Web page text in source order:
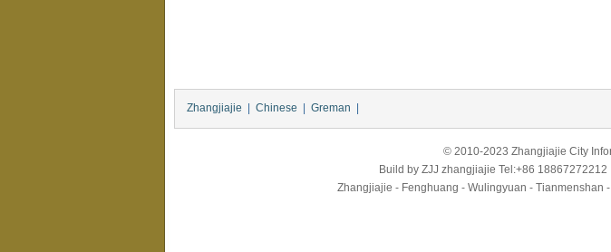
Zhangjiajie Chinese Greman
© 2010-2023 Zhangjiajie City
Build by ZJJ zhangjiajie Tel:+86
Zhangjiajie - Fenghuang - Wulingyuan -